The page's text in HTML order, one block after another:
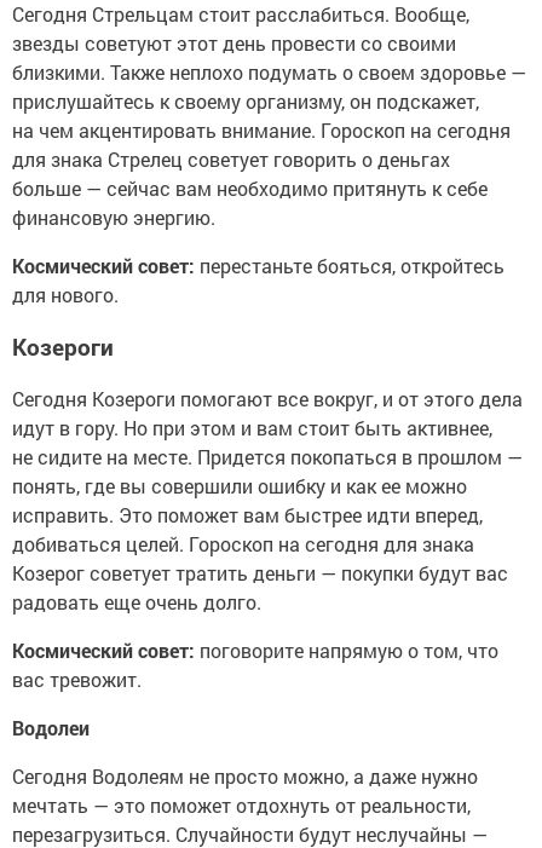
Сегодня Стрельцам стоит расслабиться. Вообще,
звезды советуют этот день провести со своими
близкими. Также неплохо подумать о своем здоровье —
прислушайтесь к своему организму, он подскажет,
на чем акцентировать внимание. Гороскоп на сегодня
для знака Стрелец советует говорить о деньгах
больше — сейчас вам необходимо притянуть к себе
финансовую энергию.
Космический совет: перестаньте бояться, откройтесь
для нового.
Козероги
Сегодня Козероги помогают все вокруг, и от этого дела
идут в гору. Но при этом и вам стоит быть активнее,
не сидите на месте. Придется покопаться в прошлом —
понять, где вы совершили ошибку и как ее можно
исправить. Это поможет вам быстрее идти вперед,
добиваться целей. Гороскоп на сегодня для знака
Козерог советует тратить деньги — покупки будут вас
радовать еще очень долго.
Космический совет: поговорите напрямую о том, что
вас тревожит.
Водолеи
Сегодня Водолеям не просто можно, а даже нужно
мечтать — это поможет отдохнуть от реальности,
перезагрузиться. Случайности будут неслучайны —